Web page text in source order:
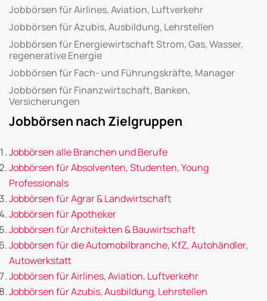
Jobbörsen für Airlines, Aviation, Luftverkehr
Jobbörsen für Azubis, Ausbildung, Lehrstellen
Jobbörsen für Energiewirtschaft Strom, Gas, Wasser,
regenerative Energie
Jobbörsen für Fach- und Führungskräfte, Manager
Jobbörsen für Finanzwirtschaft, Banken,
Versicherungen
Jobbörsen nach Zielgruppen
Jobbörsen alle Branchen und Berufe
Jobbörsen für Absolventen, Studenten, Young
Professionals
Jobbörsen für Agrar & Landwirtschaft
Jobbörsen für Apotheker
Jobbörsen für Architekten & Bauwirtschaft
Jobbörsen für die Automobilbranche, KfZ, Autohändler,
Autowerkstatt
Jobbörsen für Airlines, Aviation, Luftverkehr
Jobbörsen für Azubis, Ausbildung, Lehrstellen